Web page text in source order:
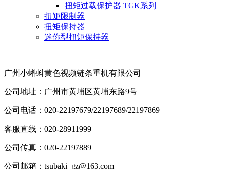
扭矩过载保护器 TGK系列
扭矩限制器
扭矩保持器
迷你型扭矩保持器
广州小蝌蚪黄色视频链条重机有限公司
公司地址：广州市黄埔区黄埔东路9号
公司电话：020-22197679/22197689/22197869
客服直线：020-28911999
公司传真：020-22197889
公司邮箱：tsubaki_gz@163.com